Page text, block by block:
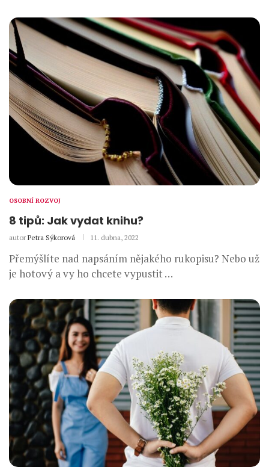
OSOBNÍ ROZVOJ
8 tipů: Jak vydat knihu?
autor Petra Sýkorová 11. dubna, 2022
Přemýšlíte nad napsáním nějakého rukopisu? Nebo už
je hotový a vy ho chcete vypustit …